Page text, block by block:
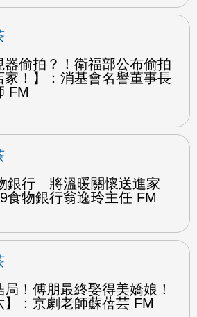
器偷拍？！衛福部公布偷拍
家！】：消基會名譽董事長
FM
銀行 將溫暖關懷送進家
食物銀行翁逸玲主任 FM
局！傅朋最終娶得美嬌娘！
】：京劇老師蘇蓓芸 FM